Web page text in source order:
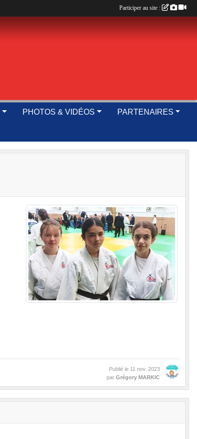
PHOTOS & VIDÉOS PARTENAIRES
Publié le 11 nov. 2023
par Grégory MARKIC
Participer au site :